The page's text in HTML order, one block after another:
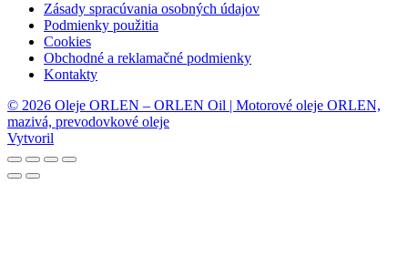
Zásady spracúvania osobných údajov
Podmienky použitia
Cookies
Obchodné a reklamačné podmienky
Kontakty
© 2026 Oleje ORLEN – ORLEN Oil | Motorové oleje ORLEN,
mazivá, prevodovkové oleje
Vytvoril